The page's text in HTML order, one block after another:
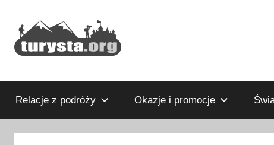
treści
Turysta.org
blog
podróżniczy
Relacje z podróży Okazje i promocje